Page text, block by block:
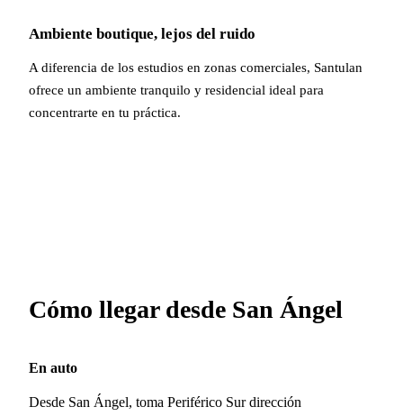
Ambiente boutique, lejos del ruido
A diferencia de los estudios en zonas comerciales, Santulan
ofrece un ambiente tranquilo y residencial ideal para
concentrarte en tu práctica.
Cómo llegar desde San Ángel
En auto
Desde San Ángel, toma Periférico Sur dirección